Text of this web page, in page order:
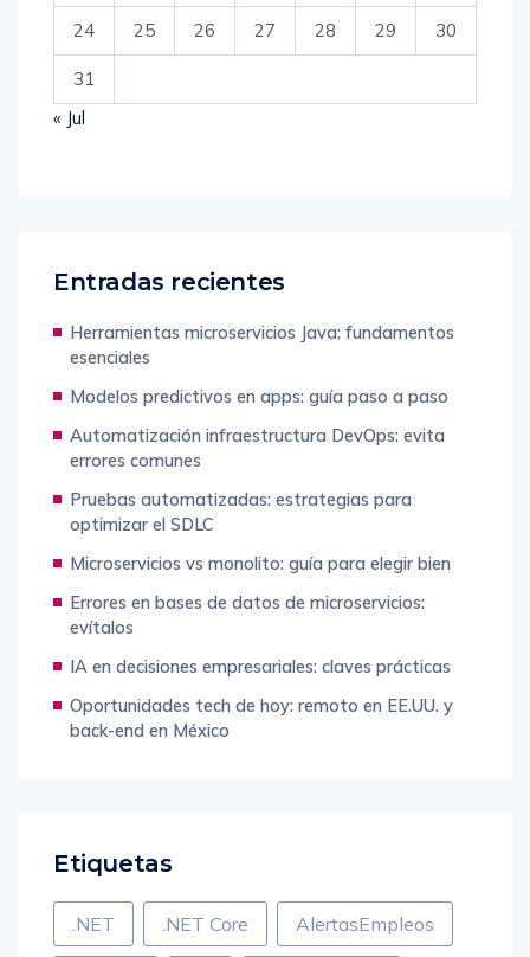
24 25 26 27 28 29 30
31
« Jul
Entradas recientes
Herramientas microservicios Java: fundamentos
esenciales
Modelos predictivos en apps: guía paso a paso
Automatización infraestructura DevOps: evita
errores comunes
Pruebas automatizadas: estrategias para
optimizar el SDLC
Microservicios vs monolito: guía para elegir bien
Errores en bases de datos de microservicios:
evítalos
IA en decisiones empresariales: claves prácticas
Oportunidades tech de hoy: remoto en EE.UU. y
back-end en México
Etiquetas
.NET .NET Core AlertasEmpleos